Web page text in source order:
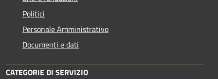
Politici
Personale Amministrativo
Documenti e dati
CATEGORIE DI SERVIZIO